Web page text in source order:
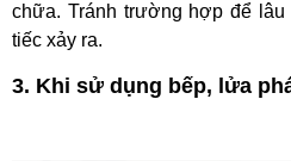
chữa. Tránh trường hợp để
tiếc xảy ra.
3. Khi sử dụng bếp, lửa